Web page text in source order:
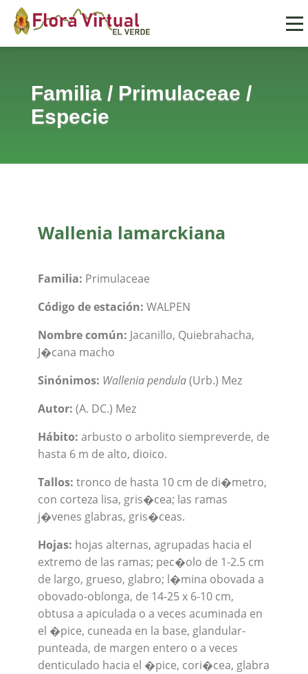
Familia/ Primulaceae /
Especie
Wallenia lamarckiana
Familia: Primulaceae
Código de estación: WALPEN
Nombre común: Jacanillo, Quiebrahacha,
J�cana macho
Sinónimos: Wallenia pendula(Urb.) Mez
Autor: (A. DC.) Mez
Hábito: arbusto o arbolito siempreverde, de
hasta 6 m de alto, dioico.
Tallos: tronco de hasta 10 cm de di�metro,
con corteza lisa, gris�cea; las ramas
j�venes glabras, gris�ceas.
Hojas: hojas alternas, agrupadas hacia el
extremo de las ramas; pec�olo de 1-2.5 cm
de largo, grueso, glabro; l�mina obovada a
obovado-oblonga, de 14-25 x 6-10 cm,
obtusa a apiculada o a veces acuminada en
el �pice, cuneada en la base, glandular-
punteada, de margen entero o a veces
denticulado hacia el �pice, cori�cea, glabra